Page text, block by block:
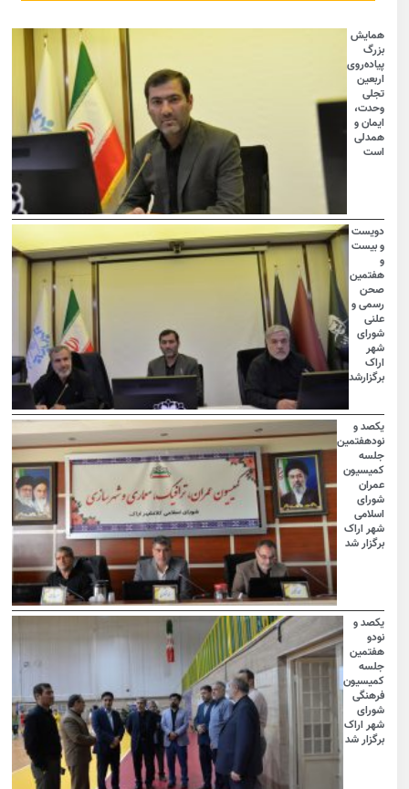
همایش
بزرگ
پیاده‌روی
اربعین
تجلی
وحدت،
ایمان و
همدلی
است
دویست
و بیست
هفتمین
صحن
رسمی و
علنی
شورای
شهر
اراک
برگزارشد
یکصد و
نودهفتمین
جلسه
کمیسیون
عمران
شورای
اسلامی
شهر اراک
برگزار شد
یکصد و
نودو
هفتمین
جلسه
کمیسیون
فرهنگی
شورای
شهر اراک
برگزار شد